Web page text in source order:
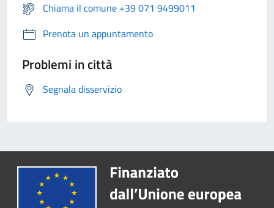
Chiama il comune +39 071 9499011
Prenota un appuntamento
Problemi in città
Segnala disservizio